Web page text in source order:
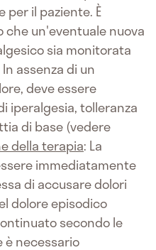
per il paziente. È
un'eventuale nuova
sia monitorata
assenza di un
deve essere
iperalgesia, tolleranza
di base (vedere
della terapia: La
immediatamente
di accusare dolori
dolore episodico
secondo le
è necessario